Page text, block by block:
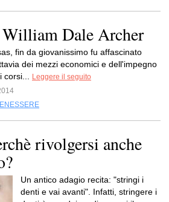
Dale Archer
fin da giovanissimo fu affascinato
dei mezzi economici e dell'impegno
corsi...
Leggere il seguito
rivolgersi anche
Un antico adagio recita: "stringi i
denti e vai avanti". Infatti, stringere i